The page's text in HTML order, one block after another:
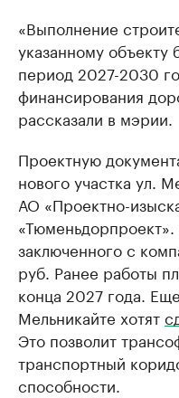
«Выполнение
указанному объекту
период 2027-2030
финансирования
рассказали в мэрии.
Проектную
нового участка ул.
АО «Проектно-
заключенного с
руб. Ранее работы
конца 2027 года.
Мельникайте хотят
Это позволит
транспортный
способности.